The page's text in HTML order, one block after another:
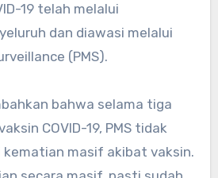
19 telah melalui
dan diawasi melalui
(PMS).
bahwa selama tiga
COVID-19, PMS tidak
masif akibat vaksin.